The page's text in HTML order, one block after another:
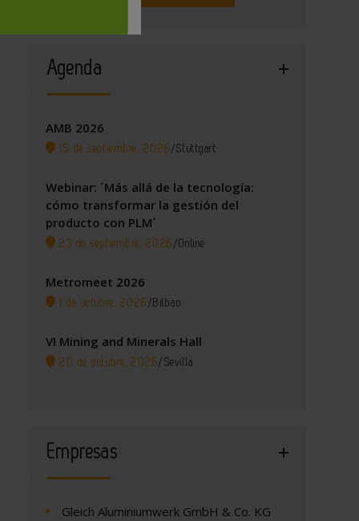
Agenda
AMB 2026
15 de septiembre, 2026 /Stuttgart
Webinar: ´Más allá de la tecnología:
cómo transformar la gestión del
producto con PLM´
23 de septiembre, 2026 /Online
Metromeet 2026
1 de octubre, 2026 / Bilbao
VI Mining and Minerals Hall
20 de octubre, 2026/ Sevilla
Empresas
Gleich Aluminiumwerk GmbH & Co. KG